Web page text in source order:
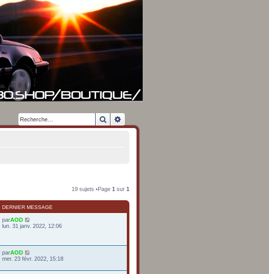
Rechercher
19 sujets •Page 1 sur 1
DERNIER MESSAGE
parAOD
lun. 31 janv. 2022, 12:06
parAOD
mer. 23 févr. 2022, 15:18